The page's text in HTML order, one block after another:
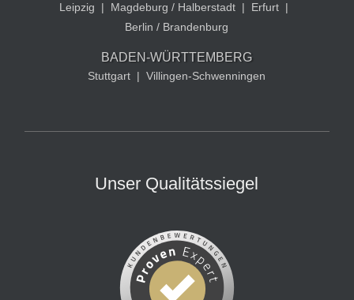
Leipzig | Magdeburg / Halberstadt | Erfurt |
Berlin / Brandenburg
BADEN-WÜRTTEMBERG
Stuttgart | Villingen-Schwenningen
Unser Qualitätssiegel